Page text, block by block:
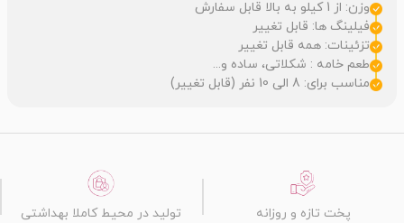
وزن: از 1 کیلو به بالا قابل سفارش
فیلینگ ها: قابل تغییر
تزئینات: همه قابل تغییر
طعم خامه : شکلاتی، ساده و...
مناسب برای: 8 الی 10 نفر (قابل تغییر)
پخت تازه و روزانه تولید در محیط کاملا بهداشتی